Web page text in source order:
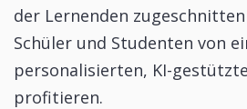
der Lernenden
Schüler und Studenten von
personalisierten, KI-
profitieren.